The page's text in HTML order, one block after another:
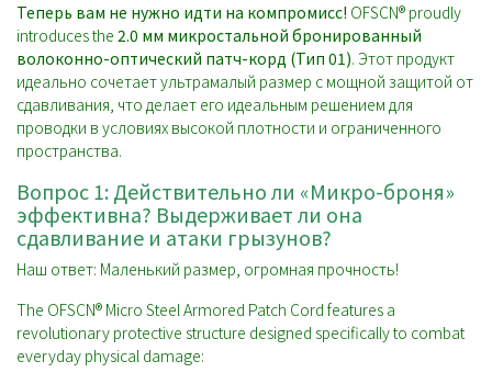
Теперь вам не нужно идти на компромисс! OFSCN® proudly
introduces the 2.0 мм микростальной бронированный
волоконно-оптический патч-корд (Тип 01). Этот продукт
идеально сочетает ультрамалый размер с мощной защитой от
сдавливания, что делает его идеальным решением для
проводки в условиях высокой плотности и ограниченного
пространства.
Вопрос 1: Действительно ли «Микро-броня»
эффективна? Выдерживает ли она
сдавливание и атаки грызунов?
Наш ответ: Маленький размер, огромная прочность!
The OFSCN® Micro Steel Armored Patch Cord features a
revolutionary protective structure designed specifically to combat
everyday physical damage: